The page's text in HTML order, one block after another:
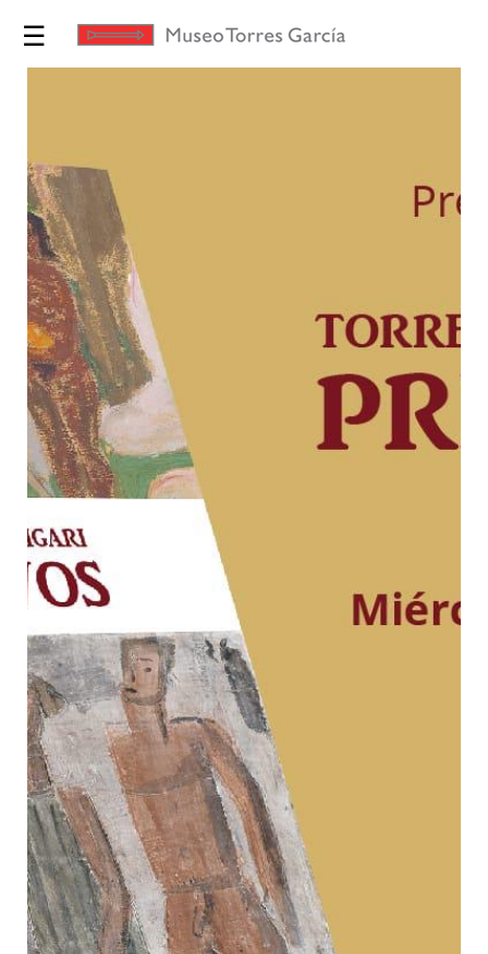
Exposiciones
Torres
García
Museo
Educación
Yo te
Invito
Tienda
Novedades
Contacto
☰